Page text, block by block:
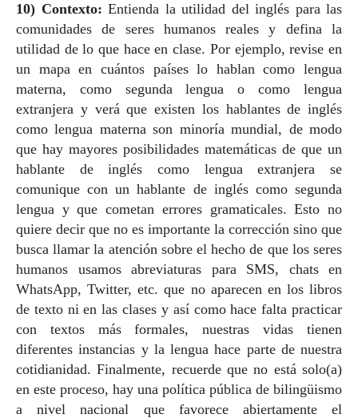
10) Contexto: Entienda la utilidad del inglés para las
comunidades de seres humanos reales y defina la
utilidad de lo que hace en clase. Por ejemplo, revise en
un mapa en cuántos países lo hablan como lengua
materna, como segunda lengua o como lengua
extranjera y verá que existen los hablantes de inglés
como lengua materna son minoría mundial, de modo
que hay mayores posibilidades matemáticas de que un
hablante de inglés como lengua extranjera se
comunique con un hablante de inglés como segunda
lengua y que cometan errores gramaticales. Esto no
quiere decir que no es importante la corrección sino que
busca llamar la atención sobre el hecho de que los seres
humanos usamos abreviaturas para SMS, chats en
WhatsApp, Twitter, etc. que no aparecen en los libros
de texto ni en las clases y así como hace falta practicar
con textos más formales, nuestras vidas tienen
diferentes instancias y la lengua hace parte de nuestra
cotidianidad. Finalmente, recuerde que no está solo(a)
en este proceso, hay una política pública de bilingüismo
a nivel nacional que favorece abiertamente el